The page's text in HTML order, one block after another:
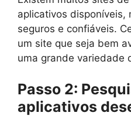
aplicativos disponíveis,
seguros e confiáveis.
um site que seja bem
uma grande variedade
Passo 2:
aplicativos